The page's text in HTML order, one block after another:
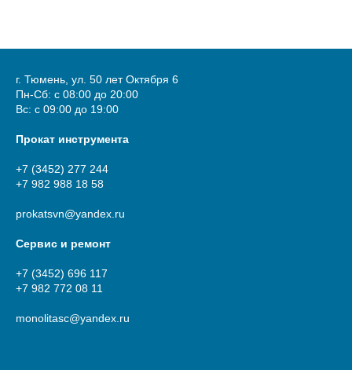
г. Тюмень, ул. 50 лет Октября 6
Пн-Сб: с 08:00 до 20:00
Вс: с 09:00 до 19:00
Прокат инструмента
+7 (3452) 277 244
+7 982 988 18 58
prokatsvn@yandex.ru
Сервис и ремонт
+7 (3452) 696 117
+7 982 772 08 11
monolitasc@yandex.ru